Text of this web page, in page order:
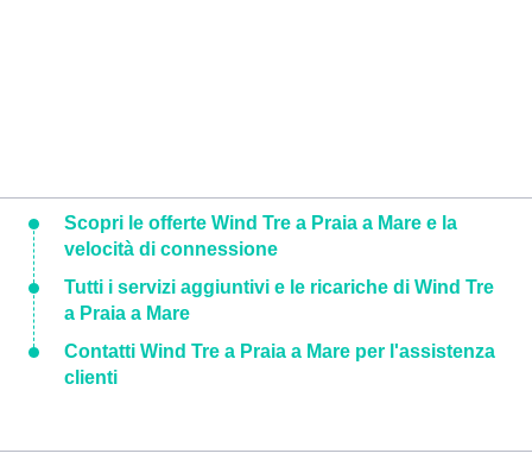
Scopri le offerte Wind Tre a Praia a Mare e la
velocità di connessione
Tutti i servizi aggiuntivi e le ricariche di Wind Tre
a Praia a Mare
Contatti Wind Tre a Praia a Mare per l'assistenza
clienti